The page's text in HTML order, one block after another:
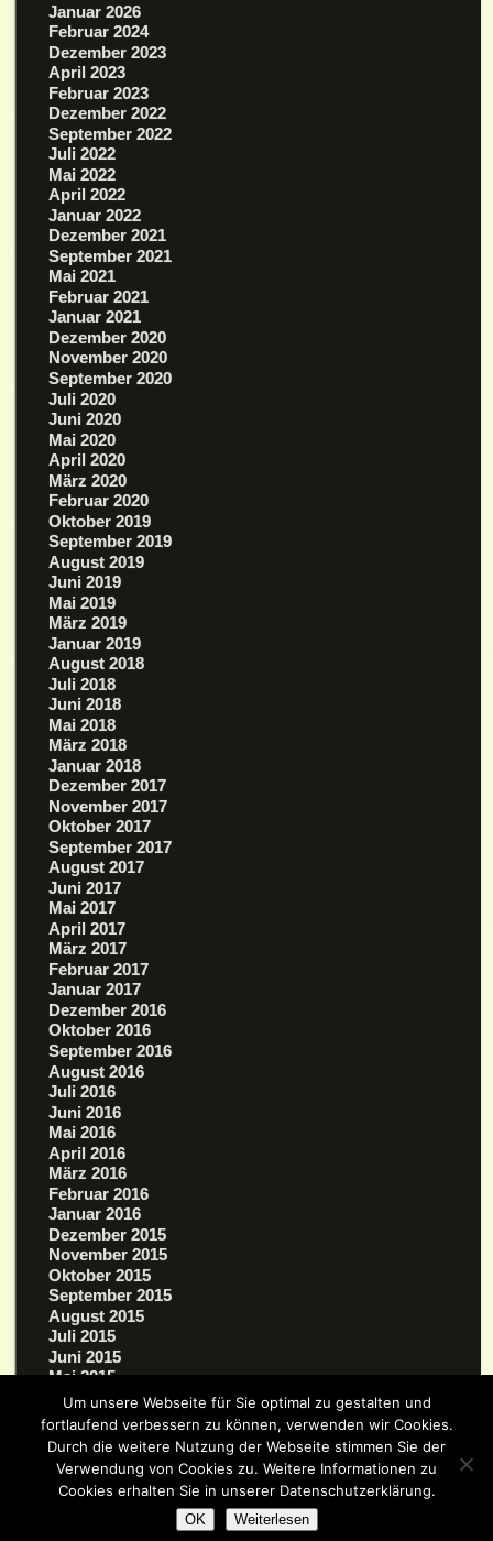
Januar 2026
Februar 2024
Dezember 2023
April 2023
Februar 2023
Dezember 2022
September 2022
Juli 2022
Mai 2022
April 2022
Januar 2022
Dezember 2021
September 2021
Mai 2021
Februar 2021
Januar 2021
Dezember 2020
November 2020
September 2020
Juli 2020
Juni 2020
Mai 2020
April 2020
März 2020
Februar 2020
Oktober 2019
September 2019
August 2019
Juni 2019
Mai 2019
März 2019
Januar 2019
August 2018
Juli 2018
Juni 2018
Mai 2018
März 2018
Januar 2018
Dezember 2017
November 2017
Oktober 2017
September 2017
August 2017
Juni 2017
Mai 2017
April 2017
März 2017
Februar 2017
Januar 2017
Dezember 2016
Oktober 2016
September 2016
August 2016
Juli 2016
Juni 2016
Mai 2016
April 2016
März 2016
Februar 2016
Januar 2016
Dezember 2015
November 2015
Oktober 2015
September 2015
August 2015
Juli 2015
Juni 2015
Mai 2015
März 2015
Um unsere Webseite für Sie optimal zu gestalten und
fortlaufend verbessern zu können, verwenden wir Cookies.
Durch die weitere Nutzung der Webseite stimmen Sie der
Verwendung von Cookies zu. Weitere Informationen zu
Cookies erhalten Sie in unserer Datenschutzerklärung.
OK Weiterlesen